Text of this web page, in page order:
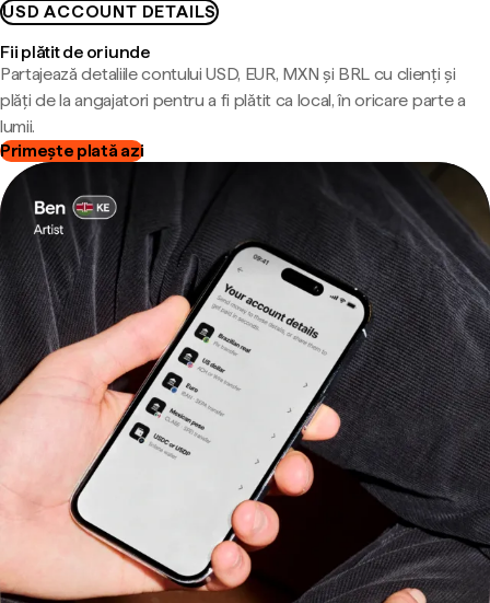
USD ACCOUNT DETAILS
Fii plătit de oriunde
Partajează detaliile contului USD, EUR, MXN și BRL cu clienți și
plăți de la angajatori pentru a fi plătit ca local, în oricare parte a
lumii.
Primește plată azi